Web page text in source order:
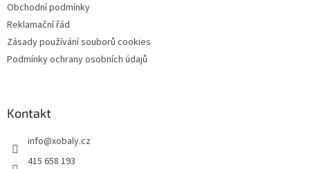
Obchodní podmínky
Reklamační řád
Zásady používání souborů cookies
Podmínky ochrany osobních údajů
Kontakt
info@xobaly.cz
415 658 193